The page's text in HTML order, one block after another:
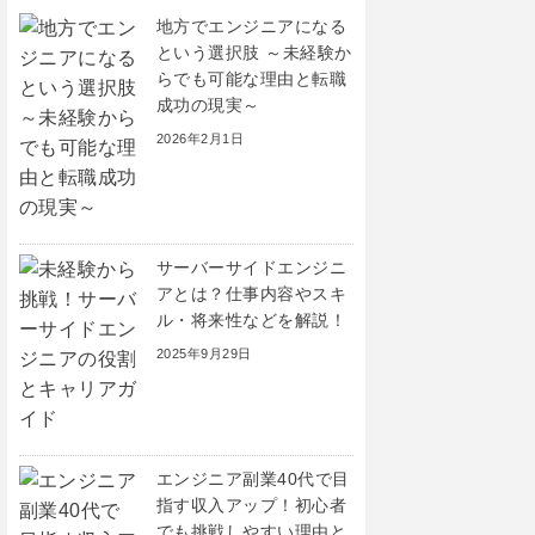
地方でエンジニアになる
という選択肢 ～未経験か
らでも可能な理由と転職
成功の現実～
2026年2月1日
サーバーサイドエンジニ
アとは？仕事内容やスキ
ル・将来性などを解説！
2025年9月29日
エンジニア副業40代で目
指す収入アップ！初心者
でも挑戦しやすい理由と